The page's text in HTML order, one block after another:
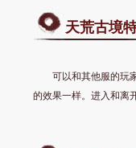
天荒古境
可以和其他服的玩
的效果一样。进入和离